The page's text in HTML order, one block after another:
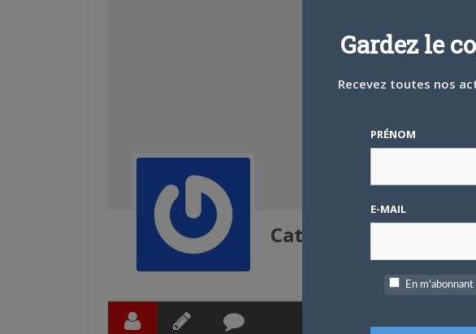
Caterpillar
Gardez le
Recevez toutes nos
PRÉNOM
E-MAIL
En